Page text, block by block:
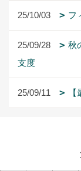
25/10/03 フ
25/09/28
秋
支度
25/09/11